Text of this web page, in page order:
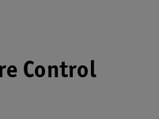
Control